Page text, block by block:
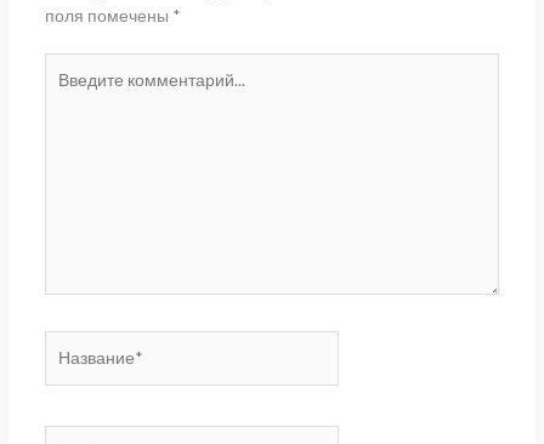
поля помечены *
комментарий...